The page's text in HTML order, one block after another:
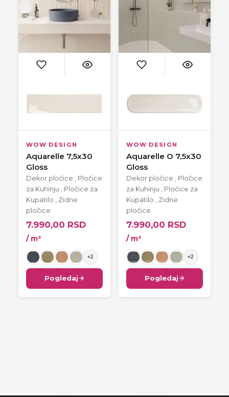
WOW DESIGN
Aquarelle 7,5x30
Gloss
Dekor pločice
Pločice
za Kuhinju
Pločice za
Kupatilo
Zidne
pločice
7.990,00 RSD
/ m²
+2
Pogledaj
WOW DESIGN
Aquarelle O 7,5x30
Gloss
Dekor pločice
Pločice
za Kuhinju
Pločice za
Kupatilo
Zidne
pločice
7.990,00 RSD
/ m²
+2
Pogledaj